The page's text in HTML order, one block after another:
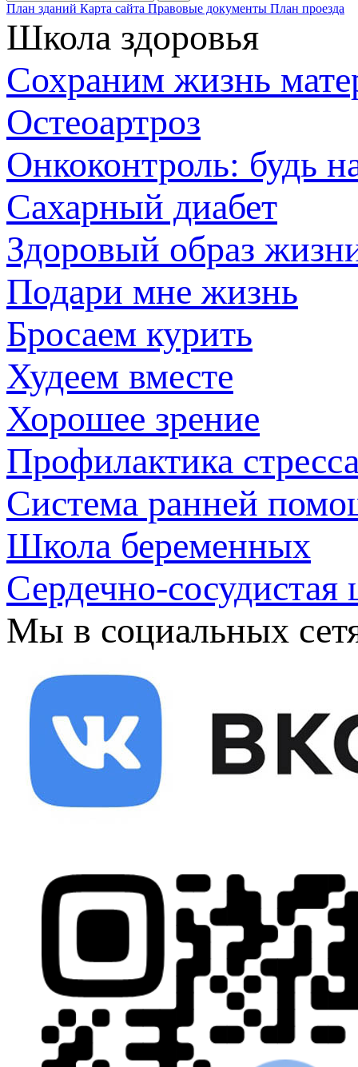
План зданий Карта сайта Правовые документы План проезда
Школа здоровья
Сохраним жизнь
Остеоартроз
Онкоконтроль: будь
Сахарный диабет
Здоровый образ
Подари мне жизнь
Бросаем курить
Худеем вместе
Хорошее зрение
Профилактика
Система ранней
Школа беременных
Сердечно-сосудистая
Мы в социальных